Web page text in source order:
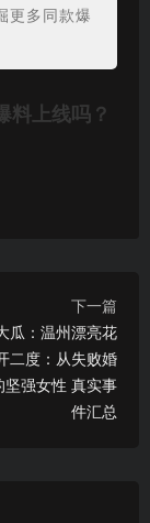
更多同款爆
料上线吗？
下一篇
瓜：温州漂亮花
二度：从失败婚
坚强女性 真实事
件汇总